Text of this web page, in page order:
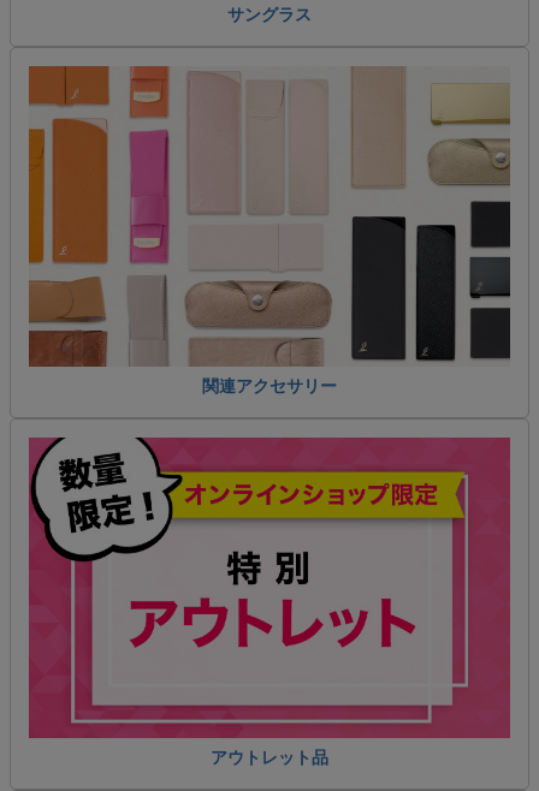
サングラス
関連アクセサリー
アウトレット品